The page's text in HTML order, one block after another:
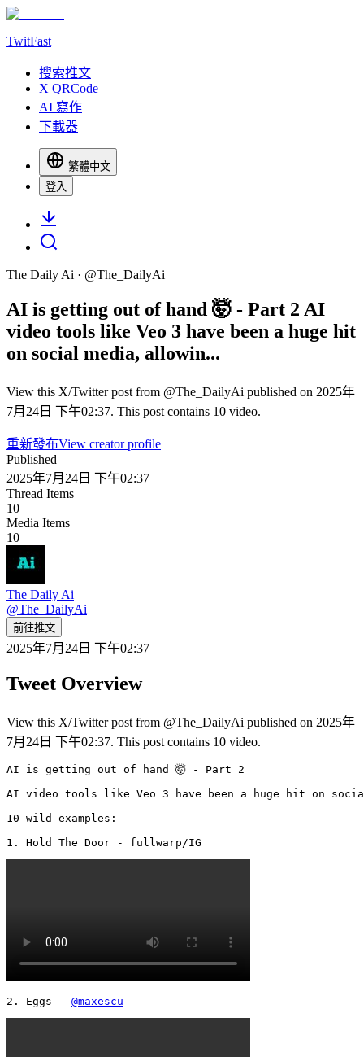
TwitFast
搜索推文
X QRCode
AI 寫作
下載器
繁體中文
登入
The Daily Ai · @The_DailyAi
AI is getting out of hand 🤯 - Part 2 AI
video tools like Veo 3 have been a huge hit
on social media, allowin...
View this X/Twitter post from @The_DailyAi published on 2025年
7月24日 下午02:37. This post contains 10 video.
重新發布View creator profile
Published
2025年7月24日 下午02:37
Thread Items
10
Media Items
10
The Daily Ai
@The_DailyAi
前往推文
2025年7月24日 下午02:37
Tweet Overview
View this X/Twitter post from @The_DailyAi published on 2025年
7月24日 下午02:37. This post contains 10 video.
AI is getting out of hand 🤯 - Part 2
AI video tools like Veo 3 have been a huge hit on
10 wild examples:
1. Hold The Door - fullwarp/IG
2. Eggs - @maxescu